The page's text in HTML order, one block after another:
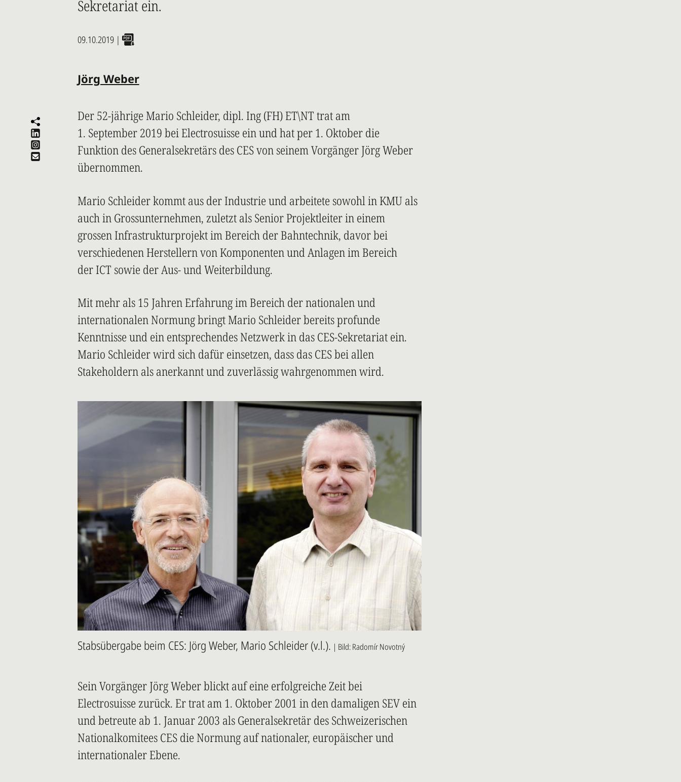
Sekretariat ein.
09.10.2019|
Jörg Weber
Der 52-jährige Mario Schleider, dipl. Ing (FH) ET\NT trat am
1. September 2019 bei Electrosuisse ein und hat per 1. Oktober die
Funktion des Generalsekretärs des CES von seinem Vorgänger Jörg Weber
übernommen.
Mario Schleider kommt aus der Industrie und arbeitete sowohl in KMU als
auch in Grossunternehmen, zuletzt als Senior Projektleiter in einem
grossen Infrastrukturprojekt im Bereich der Bahntechnik, davor bei
verschiedenen Herstellern von Komponenten und Anlagen im Bereich
der ICT sowie der Aus- und Weiterbildung.
Mit mehr als 15 Jahren Erfahrung im Bereich der nationalen und
internationalen Normung bringt Mario Schleider bereits profunde
Kenntnisse und ein entsprechendes Netzwerk in das CES-Sekretariat ein.
Mario Schleider wird sich dafür einsetzen, dass das CES bei allen
Stakeholdern als anerkannt und zuverlässig wahrgenommen wird.
Stabsübergabe beim CES: Jörg Weber, Mario Schleider (v.l.). | Bild: Radomír Novotný
Sein Vorgänger Jörg Weber blickt auf eine erfolgreiche Zeit bei
Electrosuisse zurück. Er trat am 1. Oktober 2001 in den damaligen SEV ein
und betreute ab 1. Januar 2003 als Generalsekretär des Schweizerischen
Nationalkomitees CES die Normung auf nationaler, europäischer und
internationaler Ebene.